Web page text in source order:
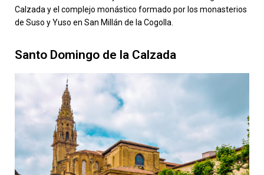
Calzada y el complejo monástico formado por los monasterios
de Suso y Yuso en San Millán de la Cogolla.
Santo Domingo de la Calzada